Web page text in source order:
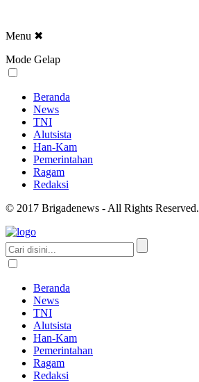
Menu ✖
Mode Gelap
Beranda
News
TNI
Alutsista
Han-Kam
Pemerintahan
Ragam
Redaksi
© 2017 Brigadenews - All Rights Reserved.
Beranda
News
TNI
Alutsista
Han-Kam
Pemerintahan
Ragam
Redaksi